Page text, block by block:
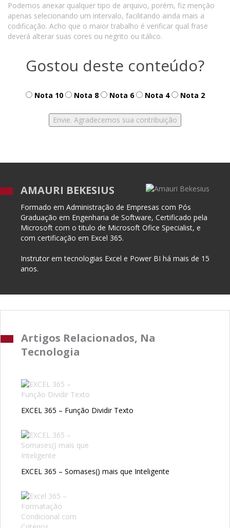
Podemos anexar qualquer tipo de arquivo, porém, fiz menção
apenas selecionando um intervalo, facilitando ainda mais a
codificação. Acho que o maior trabalho é verificar qual frase
deverá alterar suas cores ou negrito ou itálico.
Gostou deste conteúdo?
Nota 10 Nota 8 Nota 6 Nota 4 Nota 2
AMAURI BEKESIUS
Formado em Administração de Empresas com Pós
Graduação em Engenharia de Software, Certificado pela
Microsoft com o titulo de Microsoft Ofice Specialist, e
com certificação em Excel 365.
Instrutor em tecnologias Excel e Power BI há mais de 15
anos.
Artigos Relacionados, Na
Tecnologia
EXCEL 365 – Função Dividir Texto
EXCEL 365 – Somases() mais que Inteligente